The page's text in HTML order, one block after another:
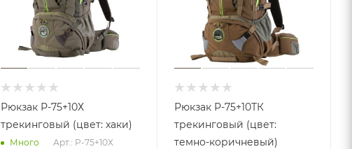
Рюкзак Р-75+10Х
трекинговый (цвет: хаки)
Много Арт.: Р-75+10Х
Рюкзак Р-75+10ТК
трекинговый (цвет:
темно-коричневый)